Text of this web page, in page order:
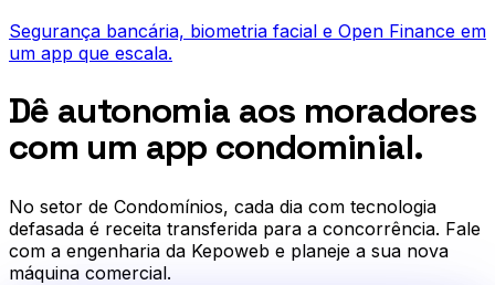
Segurança bancária, biometria facial e Open Finance em
um app que escala.
Dê autonomia aos moradores
com um app condominial.
No setor de Condomínios, cada dia com tecnologia
defasada é receita transferida para a concorrência. Fale
com a engenharia da Kepoweb e planeje a sua nova
máquina comercial.